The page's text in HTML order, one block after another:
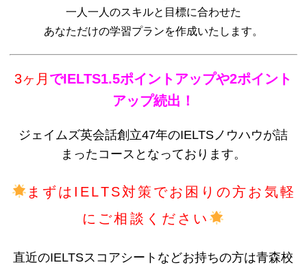
一人一人のスキルと目標に合わせた
あなただけの学習プランを作成いたします。
3ヶ月 でIELTS1.5ポイントアップや2ポイント
アップ続出！
ジェイムズ英会話創立47年のIELTSノウハウが詰
まったコースとなっております。
まずはIELTS対策でお困りの方お気軽
にご相談ください
直近のIELTSスコアシートなどお持ちの方は青森校